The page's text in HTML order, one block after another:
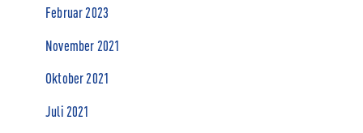
Februar 2023
November 2021
Oktober 2021
Juli 2021